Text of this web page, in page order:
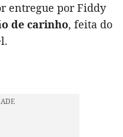
entregue por Fiddy
de carinho, feita do